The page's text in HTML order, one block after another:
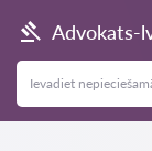
Advokats-